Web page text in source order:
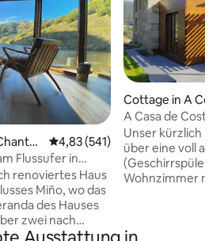
Durchschnittliche Bewertung:
4,83 (541)
Flussufer in
renoviertes Haus
Miño, wo das
des Hauses
zwei nach
jedes
Cottage in A
A Casa de Costa
Meerblick
Unser kürzlich
über eine voll
(Geschirrspüler,
Wohnzimmer mit